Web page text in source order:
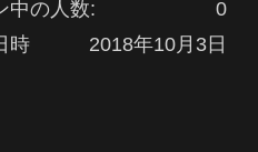
0
中の人数:
2018年10月3日
時